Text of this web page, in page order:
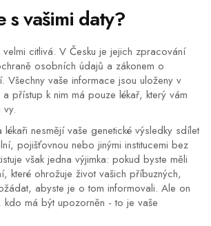
s vašimi daty?
citlivá. V Česku je jejich zpracování
osobních údajů a zákonem o
Všechny vaše informace jsou uloženy v
a přístup k nim má pouze lékař, který vám
nesmějí vaše genetické výsledky sdílet
pojišťovnou nebo jinými institucemi bez
však jedna výjimka: pokud byste měli
které ohrožuje život vašich příbuzných,
abyste je o tom informovali. Ale on
kdo má být upozorněn - to je vaše